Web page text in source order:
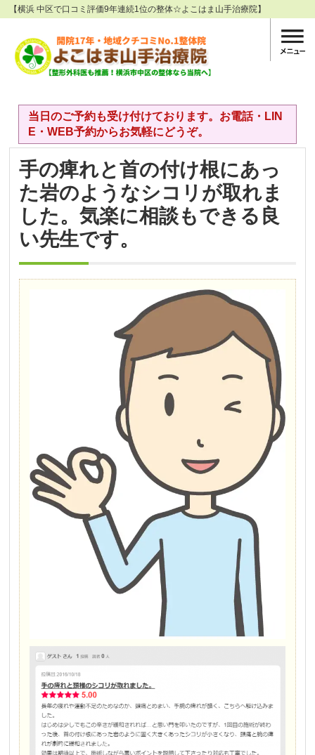
【横浜 中区で口コミ評価9年連続1位の整体☆よこはま山手治療院】
当日のご予約も受け付けております。お電話・LIN
E・WEB予約からお気軽にどうぞ。
手の痺れと首の付け根にあっ
た岩のようなシコリが取れま
した。気楽に相談もできる良
い先生です。